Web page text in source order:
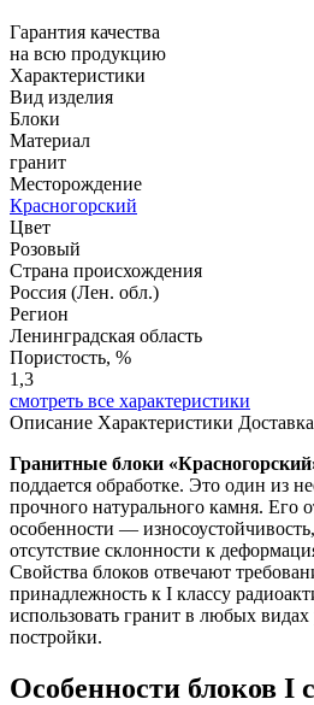
Гарантия качества
на всю продукцию
Характеристики
Вид изделия
Блоки
Материал
гранит
Месторождение
Красногорский
Цвет
Розовый
Страна происхождения
Россия (Лен. обл.)
Регион
Ленинградская область
Пористость, %
1,3
смотреть все характеристики
Описание Характеристики
Гранитные блоки
поддается обработке. Это один из
прочного натурального камня. Его
особенности —
отсутствие склонности к
Свойства блоков отвечают
принадлежность к I классу
использовать гранит в любых
постройки.
Особенности блоков I